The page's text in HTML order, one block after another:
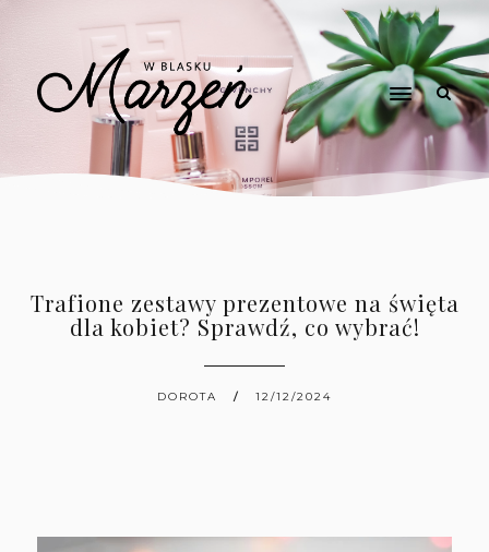
Trafione zestawy prezentowe na święta
dla kobiet? Sprawdź, co wybrać!
DOROTA 12/12/2024